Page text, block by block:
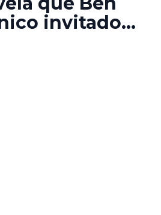
invitado
de ‘La